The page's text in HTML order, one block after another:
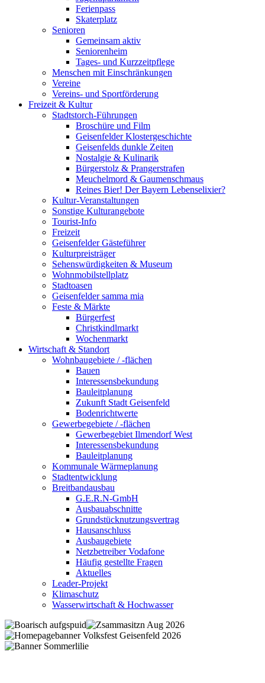
Ferienpass
Skaterplatz
Senioren
Gemeinsam aktiv
Seniorenheim
Tages- und Kurzzeitpflege
Menschen mit Einschränkungen
Vereine
Vereins- und Sportförderung
Freizeit & Kultur
Stadtstorch-Führungen
Broschüre und Film
Geisenfelder Klostergeschichte
Geisenfelds dunkle Zeiten
Nostalgie & Kulinarik
Bürgerstolz & Prangerstrafen
Meuchelmord & Gaumenschmaus
Reines Bier! Der Bayern Lebenselixier?
Kultur-Veranstaltungen
Sonstige Kulturangebote
Tourist-Info
Freizeit
Geisenfelder Gästeführer
Kulturpreisträger
Sehenswürdigkeiten & Museum
Wohnmobilstellplatz
Stadtoasen
Geisenfelder samma mia
Feste & Märkte
Bürgerfest
Christkindlmarkt
Wochenmarkt
Wirtschaft & Standort
Wohnbaugebiete / -flächen
Bauen
Interessensbekundung
Bauleitplanung
Zukunft Stadt Geisenfeld
Bodenrichtwerte
Gewerbegebiete / -flächen
Gewerbegebiet Ilmendorf West
Interessensbekundung
Bauleitplanung
Kommunale Wärmeplanung
Stadtentwicklung
Breitbandausbau
G.E.R.N-GmbH
Ausbauabschnitte
Grundstücknutzungsvertrag
Hausanschluss
Ausbaugebiete
Netzbetreiber Vodafone
Häufig gestellte Fragen
Aktuelles
Leader-Projekt
Klimaschutz
Wasserwirtschaft & Hochwasser